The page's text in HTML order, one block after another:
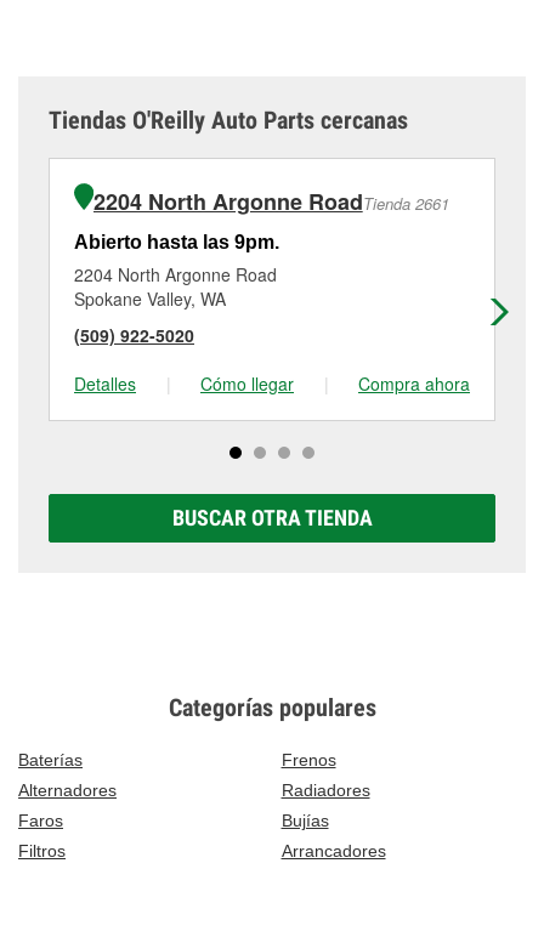
Tiendas O'Reilly Auto Parts cercanas
2204 North Argonne RoadTienda 2661
Abierto hasta las 9pm.
2204 North Argonne Road
Spokane Valley, WA
(509) 922-5020
Detalles
| Cómo llegar | Compra ahora
BUSCAR OTRA TIENDA
Categorías populares
Baterías
Frenos
Alternadores
Radiadores
Faros
Bujías
Filtros
Arrancadores